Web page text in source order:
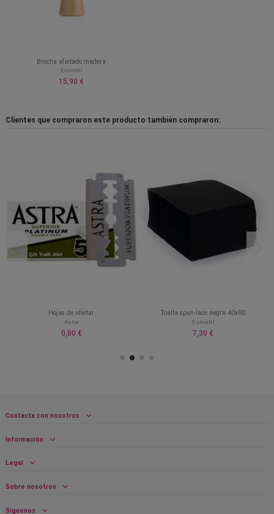
Brocha afeitado madera
Eurostil
15,90 €
Clientes que compraron este producto también compraron:
Hojas de afeitar
Astra
0,80 €
Toalla spun-lace negra 40x80
Eurostil
7,30 €
Contacta con nosotros
Información
Legal
Sobre nosotros
Síguenos